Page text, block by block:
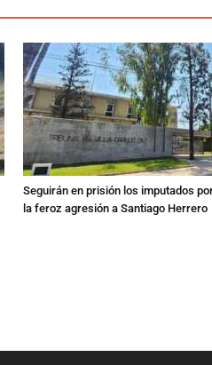
Seguirán en prisión los imputados
la feroz agresión a Santiago Herrero